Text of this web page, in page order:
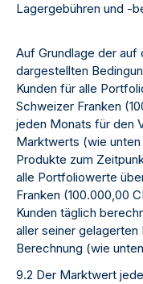
Lagergebühren und -
Auf Grundlage der auf
dargestellten
Kunden für alle
Schweizer Franken
jeden Monats für den
Marktwerts (wie
Produkte zum
alle Portfoliowerte
Franken (100.000,00
Kunden täglich
aller seiner
Berechnung (wie
9.2 Der Marktwert